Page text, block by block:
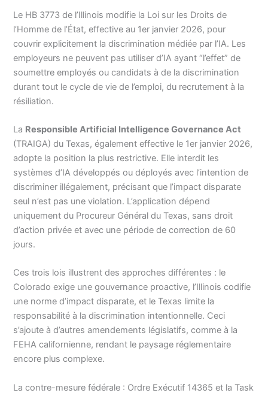
Le HB 3773 de l’Illinois modifie la Loi sur les Droits de
l’Homme de l’État, effective au 1er janvier 2026, pour
couvrir explicitement la discrimination médiée par l’IA. Les
employeurs ne peuvent pas utiliser d’IA ayant “l’effet” de
soumettre employés ou candidats à de la discrimination
durant tout le cycle de vie de l’emploi, du recrutement à la
résiliation.
La Responsible Artificial Intelligence Governance Act
(TRAIGA) du Texas, également effective le 1er janvier 2026,
adopte la position la plus restrictive. Elle interdit les
systèmes d’IA développés ou déployés avec l’intention de
discriminer illégalement, précisant que l’impact disparate
seul n’est pas une violation. L’application dépend
uniquement du Procureur Général du Texas, sans droit
d’action privée et avec une période de correction de 60
jours.
Ces trois lois illustrent des approches différentes : le
Colorado exige une gouvernance proactive, l’Illinois codifie
une norme d’impact disparate, et le Texas limite la
responsabilité à la discrimination intentionnelle. Ceci
s’ajoute à d’autres amendements législatifs, comme à la
FEHA californienne, rendant le paysage réglementaire
encore plus complexe.
La contre-mesure fédérale : Ordre Exécutif 14365 et la Task